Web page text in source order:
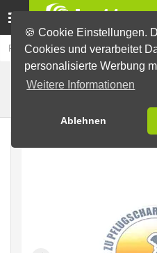
🍪 Cookie Einstellungen.
Cookies und verarbeitet
personalisierte Werbung
Weitere Informationen
Ablehnen
Fertig-Sortiment Buttons für